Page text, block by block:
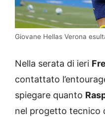
Giovane Hellas Verona
Nella serata di ieri
contattato
spiegare quanto
nel progetto tecnico